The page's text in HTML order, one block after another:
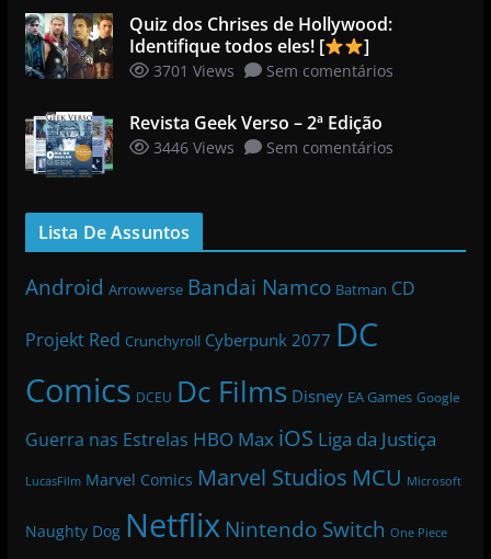
Quiz dos Chrises de Hollywood:
Identifique todos eles! [
]
3701 Views Sem comentários
Revista Geek Verso – 2ª Edição
3446 Views Sem comentários
Lista De Assuntos
Android Arrowverse Bandai Namco Batman CD
Projekt Red Crunchyroll Cyberpunk 2077 DC
Comics DCEU Dc Films Disney EA Games Google
Guerra nas Estrelas HBO Max iOS Liga da Justiça
LucasFilm Marvel Comics Marvel Studios MCU Microsoft
Naughty Dog Netflix Nintendo Switch One Piece